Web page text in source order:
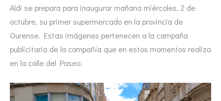
Aldi se prepara para inaugurar mañana miércoles, 2 de
octubre, su primer supermercado en la provincia de
Ourense. Estas imágenes pertenecen a la campaña
publicitaria de la compañía que en estos momentos realiza
en la calle del Paseo.